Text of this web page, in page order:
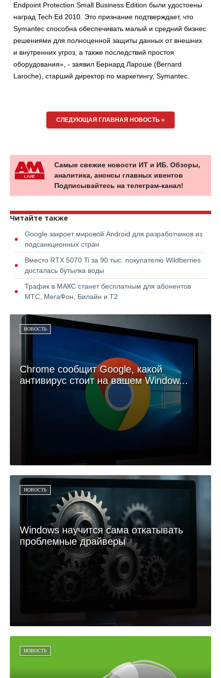
Endpoint Protection Small Business Edition были удостоены
наград Tech∙Ed 2010. Это признание подтверждает, что
Symantec способна обеспечивать малый и средний бизнес
решениями для полноценной защиты данных от внешних
и внутренних угроз, а также последствий простоя
оборудования», - заявил Бернард Лароше (Bernard
Laroche), старший директор по маркетингу, Symantec.
СЛЕДУЮЩАЯ ГЛАВНАЯ НОВОСТЬ »
Самые свежие новости ИТ и ИБ. Обзоры,
аналитика, анонсы главных ивентов
Подписывайтесь на телеграм-канал!
Читайте также
Google закроет мировой Android для разработчиков из
подсанкционных стран
Вместо RTX 5070 Ti за 90 тыс. покупателю Wildberries
досталась бутылка воды
Трафик в МАКС станет бесплатным для абонентов
МТС, МегаФон, Билайн и Т2
НОВОСТЬ
Chrome сообщит Google, какой
антивирус стоит на вашем Window...
НОВОСТЬ
Windows научится сама откатывать
проблемные драйверы
НОВОСТЬ